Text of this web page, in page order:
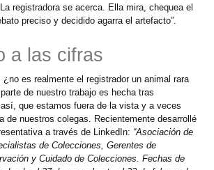
registradora se acerca. Ella mira, chequea el
preciso y decidido agarra el artefacto”.
a las cifras
¿no es realmente el registrador un animal rara
de nuestro trabajo es hecha tras
que estamos fuera de la vista y a veces
de nuestros colegas. Recientemente desarrollé
a través de LinkedIn: “Asociación de
de Colecciones, Gerentes de
y Cuidado de Colecciones. Fechas de